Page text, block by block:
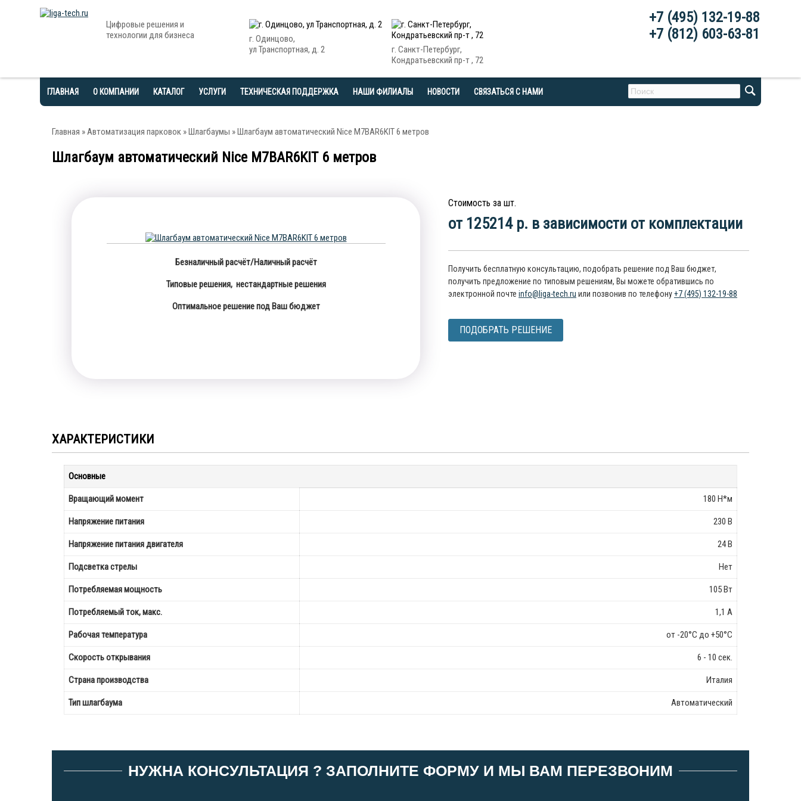
+7 (495) 132-19-88
+7 (812) 603-63-81
Цифровые решения и
технологии для бизнеса
г. Одинцово,
ул Транспортная, д. 2
г. Санкт-Петербург,
Кондратьевский пр-т , 72
ГЛАВНАЯ О КОМПАНИИ КАТАЛОГ УСЛУГИ ТЕХНИЧЕСКАЯ ПОДДЕРЖКА НАШИ ФИЛИАЛЫ НОВОСТИ СВЯЗАТЬСЯ С НАМИ
Главная »Автоматизация парковок »Шлагбаумы » Шлагбаум автоматический Nice M7BAR6KIT 6 метров
Шлагбаум автоматический Nice M7BAR6KIT 6 метров
Безналичный расчёт/Наличный расчёт
Типовые решения, нестандартные решения
Оптимальное решение под Ваш бюджет
Стоимость за шт.
от 125214 р. в зависимости от комплектации
Получить бесплатную консультацию, подобрать решение под Ваш бюджет,
получить предложение по типовым решениям, Вы можете обратившись по
электронной почте info@liga-tech.ru или позвонив по телефону+7 (495) 132-19-88
ПОДОБРАТЬ РЕШЕНИЕ
ХАРАКТЕРИСТИКИ
Основные
Вращающий момент 180 Н*м
Напряжение питания 230 В
Напряжение питания двигателя 24 В
Подсветка стрелы Нет
Потребляемая мощность 105 Вт
Потребляемый ток, макс. 1,1 А
Рабочая температура от -20°C до +50°C
Скорость открывания 6 - 10 сек.
Страна производства Италия
Тип шлагбаума Автоматический
НУЖНА КОНСУЛЬТАЦИЯ ? ЗАПОЛНИТЕ ФОРМУ И МЫ ВАМ ПЕРЕЗВОНИМ